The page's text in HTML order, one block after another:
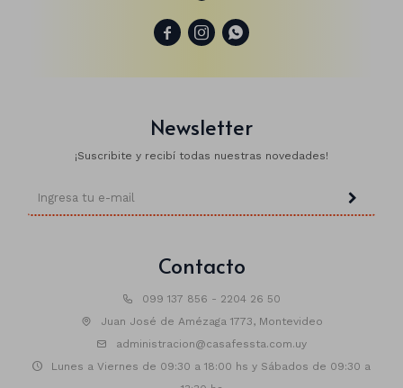
  
Contacto
099 137 856 - 2204 26 50
Juan José de Amézaga 1773, Montevideo
administracion@casafessta.com.uy
Lunes a Viernes de 09:30 a 18:00 hs y Sábados de 09:30 a
Newsletter
¡Suscribite y recibí todas nuestras novedades!